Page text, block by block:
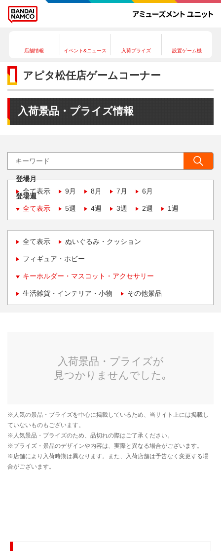
店舗情報 イベント&ニュース 入荷プライズ 設置ゲーム機
アピタ松任店ゲームコーナー
入荷景品・プライズ情報
登場月
全て表示
9月 8月 7月 6月
登場週
全て表示
5週 4週 3週 2週 1週
全て表示 ぬいぐるみ・クッション
フィギュア・ホビー
キーホルダー・マスコット・アクセサリー
生活雑貨・インテリア・小物 その他景品